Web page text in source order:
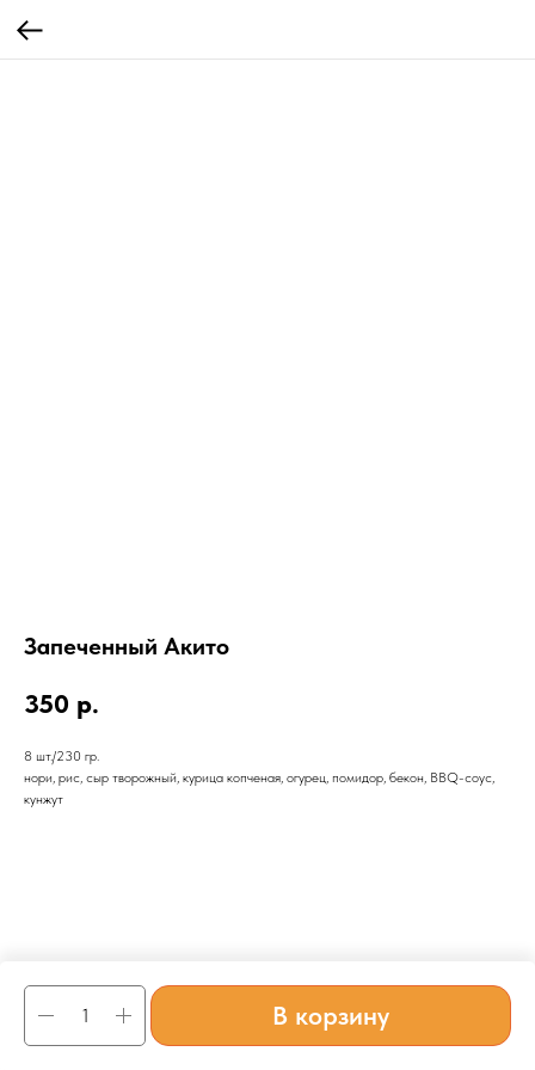
Запеченный Акито
350 р.
В корзину
8 шт./230 гр.
нори, рис, сыр творожный, курица копченая, огурец, помидор, бекон, BBQ-соус,
кунжут